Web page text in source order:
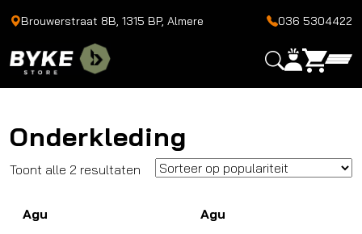
Brouwerstraat 8B, 1315 BP, Almere 036 5304422
Onderkleding
Toont alle 2 resultaten Gesorteerd
populariteit
Agu Agu